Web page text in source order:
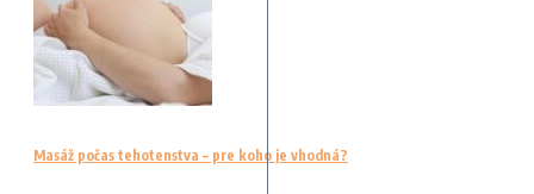
Masáž počas tehotenstva – pre koho je vhodná?